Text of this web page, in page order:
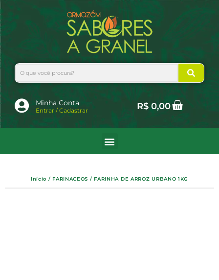
para
o
conteúdo
Search
Minha Conta
Entrar / Cadastrar R$0,00Cart
Início / FARINACEOS / FARINHA DE ARROZ URBANO 1KG